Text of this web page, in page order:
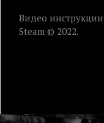
Видео
Steam © 2022.